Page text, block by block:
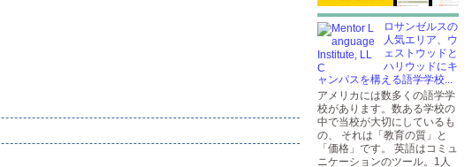
ロサンゼルスの
人気エリア、ウ
ェストウッドと
ハリウッドにキ
ャンパスを構える語学学校...
アメリカには数多くの語学学
校があります。数ある学校の
中で当校が大切にしているも
の、 それは「教育の質」と
「価格」です。 英語はコミュ
ニケーションのツール。1人